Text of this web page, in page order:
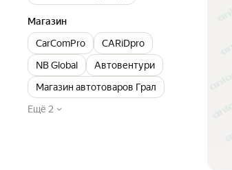
Магазин
CarComPro
CARiDpro
NB Global
Автовентури
Магазин автотоваров Грал
Ещё 2